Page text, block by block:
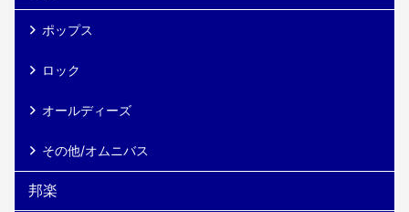
（ ...
ポップス
ロック
オールディーズ
その他/オムニバス
邦楽